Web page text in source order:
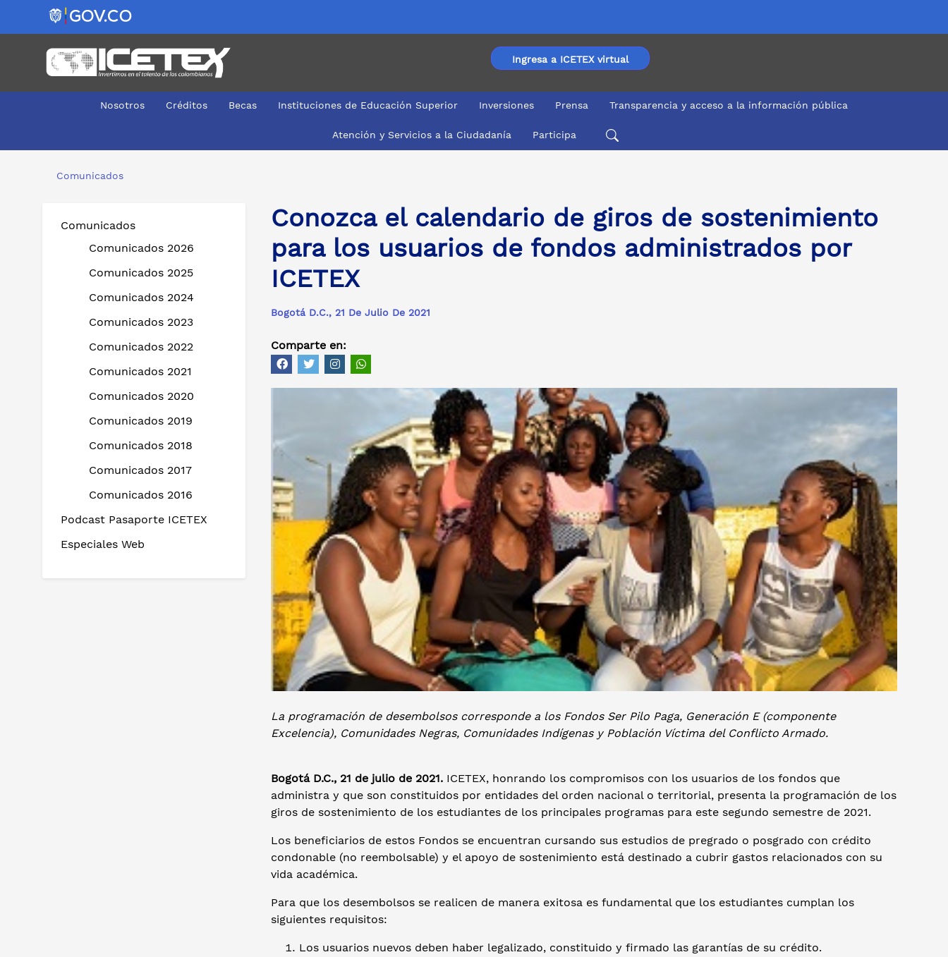
Ingresa a ICETEX virtual
Nosotros Créditos Becas Instituciones de Educación Superior Inversiones Prensa Transparencia y acceso a la información pública
Atención y Servicios a la Ciudadanía Participa
Comunicados
Comunicados
Comunicados 2026
Comunicados 2025
Comunicados 2024
Comunicados 2023
Comunicados 2022
Comunicados 2021
Comunicados 2020
Comunicados 2019
Comunicados 2018
Comunicados 2017
Comunicados 2016
Podcast Pasaporte ICETEX
Especiales Web
Conozca el calendario de giros de sostenimiento
para los usuarios de fondos administrados por
ICETEX
Bogotá D.C., 21 De Julio De 2021
Comparte en:
La programación de desembolsos corresponde a los Fondos Ser Pilo Paga, Generación E (componente
Excelencia), Comunidades Negras, Comunidades Indígenas y Población Víctima del Conflicto Armado.
Bogotá D.C., 21 de julio de 2021. ICETEX, honrando los compromisos con los usuarios de los fondos que
administra y que son constituidos por entidades del orden nacional o territorial, presenta la programación de los
giros de sostenimiento de los estudiantes de los principales programas para este segundo semestre de 2021.
Los beneficiarios de estos Fondos se encuentran cursando sus estudios de pregrado o posgrado con crédito
condonable (no reembolsable) y el apoyo de sostenimiento está destinado a cubrir gastos relacionados con su
vida académica.
Para que los desembolsos se realicen de manera exitosa es fundamental que los estudiantes cumplan los
siguientes requisitos:
Los usuarios nuevos deben haber legalizado, constituido y firmado las garantías de su crédito.